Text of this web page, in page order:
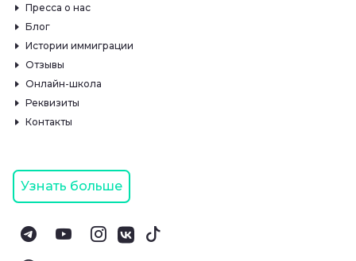
Пресса о нас
Блог
Истории иммиграции
Отзывы
Онлайн-школа
Реквизиты
Контакты
Узнать больше